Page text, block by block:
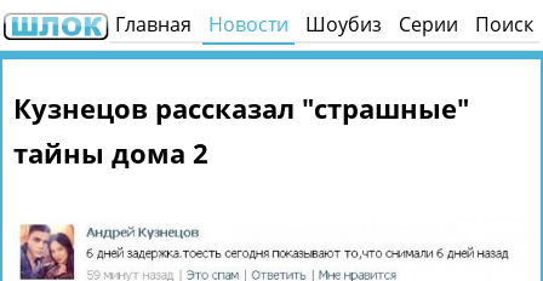
Главная Новости Шоубиз Серии Поиск
Кузнецов рассказал "страшные"
тайны дома 2